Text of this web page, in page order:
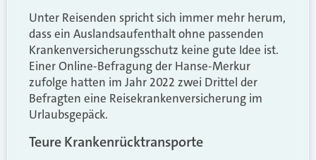
Unter Reisenden spricht sich immer mehr herum,
dass ein Auslandsaufenthalt ohne passenden
Krankenversicherungsschutz keine gute Idee ist.
Einer Online-Befragung der Hanse-Merkur
zufolge hatten im Jahr 2022 zwei Drittel der
Befragten eine Reisekrankenversicherung im
Urlaubsgepäck.
Teure Krankenrücktransporte